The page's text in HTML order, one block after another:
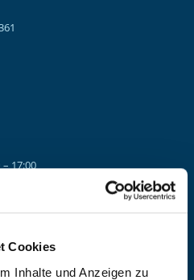
Cookies
Inhalte und Anzeigen zu
17:00